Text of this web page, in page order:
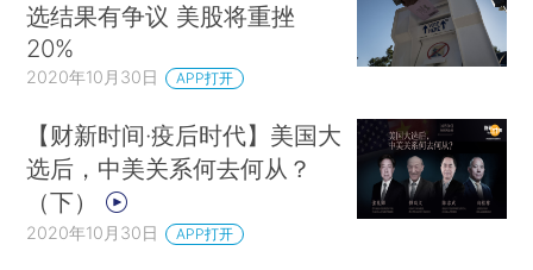
选结果有争议 美股将重挫
20%
2020年10月30日 APP打开
【财新时间·疫后时代】美国大
选后，中美关系何去何从？
（下）
2020年10月30日 APP打开